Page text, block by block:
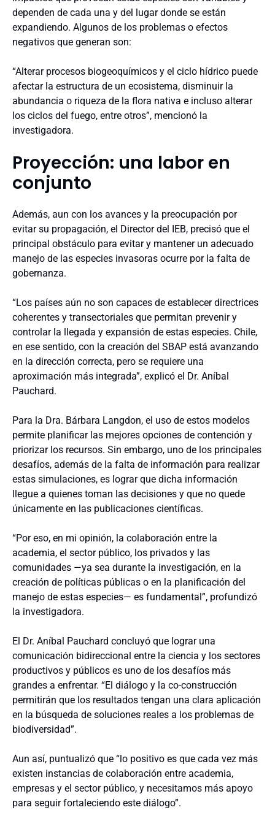
dependen de cada una y del lugar donde se están
expandiendo. Algunos de los problemas o efectos
negativos que generan son:
“Alterar procesos biogeoquímicos y el ciclo hídrico puede
afectar la estructura de un ecosistema, disminuir la
abundancia o riqueza de la flora nativa e incluso alterar
los ciclos del fuego, entre otros”, mencionó la
investigadora.
Proyección: una labor en
conjunto
Además, aun con los avances y la preocupación por
evitar su propagación, el Director del IEB, precisó que el
principal obstáculo para evitar y mantener un adecuado
manejo de las especies invasoras ocurre por la falta de
gobernanza.
“Los países aún no son capaces de establecer directrices
coherentes y transectoriales que permitan prevenir y
controlar la llegada y expansión de estas especies. Chile,
en ese sentido, con la creación del SBAP está avanzando
en la dirección correcta, pero se requiere una
aproximación más integrada”, explicó el Dr. Aníbal
Pauchard.
Para la Dra. Bárbara Langdon, el uso de estos modelos
permite planificar las mejores opciones de contención y
priorizar los recursos. Sin embargo, uno de los principales
desafíos, además de la falta de información para realizar
estas simulaciones, es lograr que dicha información
llegue a quienes toman las decisiones y que no quede
únicamente en las publicaciones científicas.
“Por eso, en mi opinión, la colaboración entre la
academia, el sector público, los privados y las
comunidades —ya sea durante la investigación, en la
creación de políticas públicas o en la planificación del
manejo de estas especies— es fundamental”, profundizó
la investigadora.
El Dr. Aníbal Pauchard concluyó que lograr una
comunicación bidireccional entre la ciencia y los sectores
productivos y públicos es uno de los desafíos más
grandes a enfrentar. “El diálogo y la co-construcción
permitirán que los resultados tengan una clara aplicación
en la búsqueda de soluciones reales a los problemas de
biodiversidad”.
Aun así, puntualizó que “lo positivo es que cada vez más
existen instancias de colaboración entre academia,
empresas y el sector público, y necesitamos más apoyo
para seguir fortaleciendo este diálogo”.